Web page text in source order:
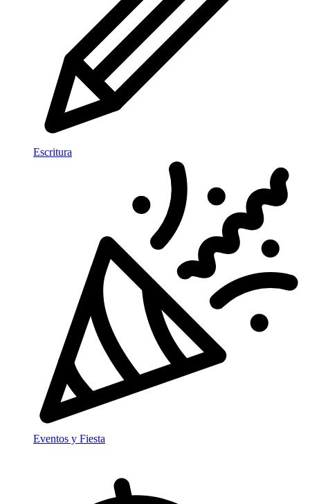
Escritura
Eventos y Fiesta